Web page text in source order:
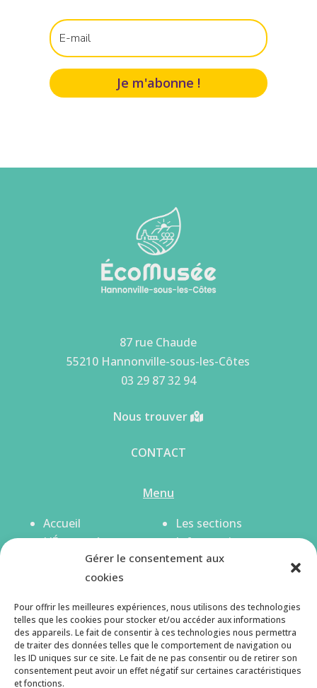
Gérer le consentement aux
cookies
Pour offrir les meilleures expériences, nous utilisons des technologies
telles que les cookies pour stocker et/ou accéder aux informations
des appareils. Le fait de consentir à ces technologies nous permettra
de traiter des données telles que le comportement de navigation ou
les ID uniques sur ce site. Le fait de ne pas consentir ou de retirer son
consentement peut avoir un effet négatif sur certaines caractéristiques
et fonctions.
Je m'abonne !
87 rue Chaude
55210 Hannonville-sous-les-Côtes
03 29 87 32 94
Nous trouver
CONTACT
Menu
Accueil
L’Écomusée
L’agenda
Les publics
Les sections
Infos pratiques
Actualités (blog)
Suivez nous !